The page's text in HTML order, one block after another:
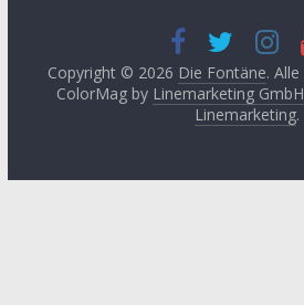
Leitartikel von
Fethullah Gülen
Lyrik
Copyright © 2026 Die Fontäne.
ColorMag by Linemarketing GmbH
Linemarketing.